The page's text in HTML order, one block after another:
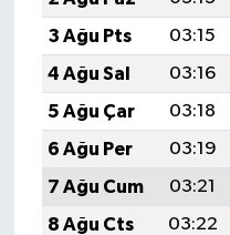
3 Ağu Pts
03:15
4 Ağu Sal
03:16
5 Ağu Çar
03:18
6 Ağu Per
03:19
7 Ağu Cum
03:21
8 Ağu Cts
03:22